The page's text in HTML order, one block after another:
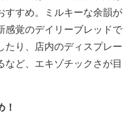
すすめ。ミルキーな余韻が
感覚のデイリーブレッドで
たり、店内のディスプレー
ど、エキゾチックさが目
！